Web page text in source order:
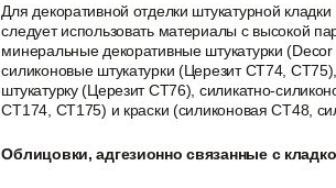
Для декоративной отделки штукатурной
следует использовать материалы с высокой
минеральные декоративные штукатурки (Decor
силиконовые штукатурки (Церезит CT74,
штукатурку (Церезит CT76), силикатно-
CT174, CT175) и краски (силиконовая CT48,
Облицовки, адгезионно связанные с